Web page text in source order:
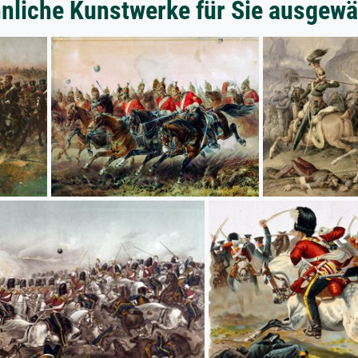
Kunstwerke für Sie